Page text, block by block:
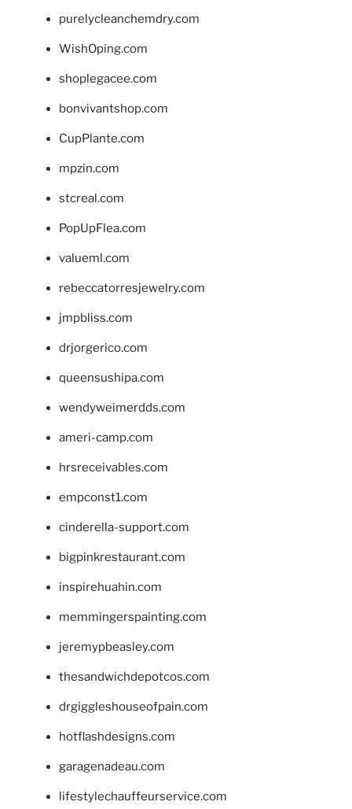
purelycleanchemdry.com
WishOping.com
shoplegacee.com
bonvivantshop.com
CupPlante.com
mpzin.com
stcreal.com
PopUpFlea.com
valueml.com
rebeccatorresjewelry.com
jmpbliss.com
drjorgerico.com
queensushipa.com
wendyweimerdds.com
ameri-camp.com
hrsreceivables.com
empconst1.com
cinderella-support.com
bigpinkrestaurant.com
inspirehuahin.com
memmingerspainting.com
jeremypbeasley.com
thesandwichdepotcos.com
drgiggleshouseofpain.com
hotflashdesigns.com
garagenadeau.com
lifestylechauffeurservice.com